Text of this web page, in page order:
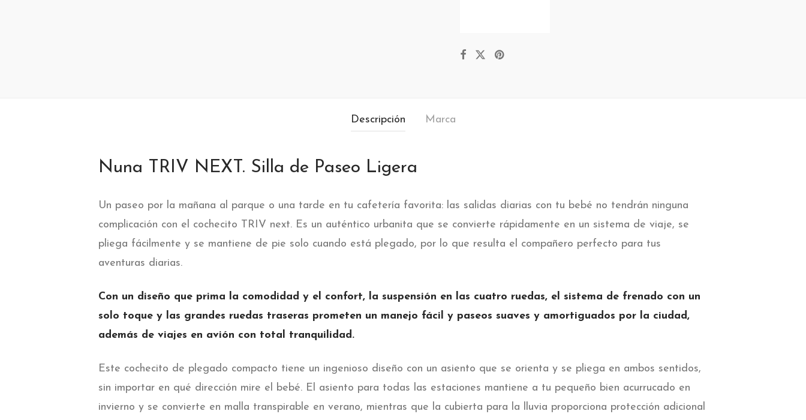
Descripción Marca
Nuna TRIV NEXT. Silla de Paseo Ligera
Un paseo por la mañana al parque o una tarde en tu cafetería favorita: las salidas diarias con tu bebé no tendrán ninguna
complicación con el cochecito TRIV next. Es un auténtico urbanita que se convierte rápidamente en un sistema de viaje, se
pliega fácilmente y se mantiene de pie solo cuando está plegado, por lo que resulta el compañero perfecto para tus
aventuras diarias.
Con un diseño que prima la comodidad y el confort, la suspensión en las cuatro ruedas, el sistema de frenado con un
solo toque y las grandes ruedas traseras prometen un manejo fácil y paseos suaves y amortiguados por la ciudad,
además de viajes en avión con total tranquilidad.
Este cochecito de plegado compacto tiene un ingenioso diseño con un asiento que se orienta y se pliega en ambos sentidos,
sin importar en qué dirección mire el bebé. El asiento para todas las estaciones mantiene a tu pequeño bien acurrucado en
invierno y se convierte en malla transpirable en verano, mientras que la cubierta para la lluvia proporciona protección adicional